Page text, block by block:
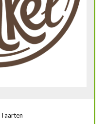
Taarten